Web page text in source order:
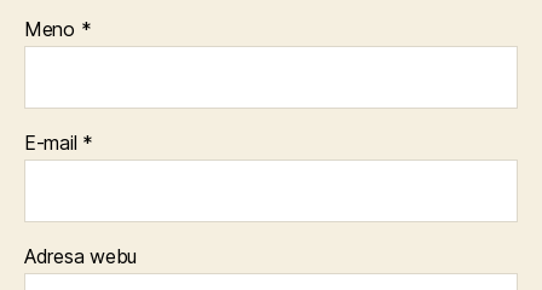
Meno *
E-mail *
Adresa webu